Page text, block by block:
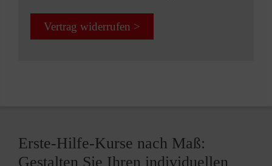
Vertrag widerrufen >
Erste-Hilfe-Kurse nach Maß:
Gestalten Sie Ihren individuellen